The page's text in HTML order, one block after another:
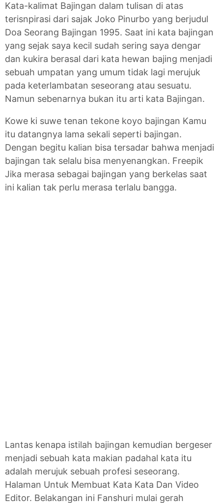
Kata-kalimat Bajingan dalam tulisan di atas
terisnpirasi dari sajak Joko Pinurbo yang berjudul
Doa Seorang Bajingan 1995. Saat ini kata bajingan
yang sejak saya kecil sudah sering saya dengar
dan kukira berasal dari kata hewan bajing menjadi
sebuah umpatan yang umum tidak lagi merujuk
pada keterlambatan seseorang atau sesuatu.
Namun sebenarnya bukan itu arti kata Bajingan.
Kowe ki suwe tenan tekone koyo bajingan Kamu
itu datangnya lama sekali seperti bajingan.
Dengan begitu kalian bisa tersadar bahwa menjadi
bajingan tak selalu bisa menyenangkan. Freepik
Jika merasa sebagai bajingan yang berkelas saat
ini kalian tak perlu merasa terlalu bangga.
Lantas kenapa istilah bajingan kemudian bergeser
menjadi sebuah kata makian padahal kata itu
adalah merujuk sebuah profesi seseorang.
Halaman Untuk Membuat Kata Kata Dan Video
Editor. Belakangan ini Fanshuri mulai gerah